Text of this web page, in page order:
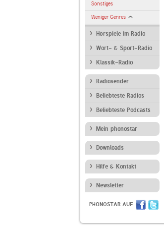
Sonstiges
Weniger Genres
Hörspiele im Radio
Wort- & Sport-Radio
Klassik-Radio
Radiosender
Beliebteste Radios
Beliebteste Podcasts
Mein phonostar
Downloads
Hilfe & Kontakt
Newsletter
PHONOSTAR AUF